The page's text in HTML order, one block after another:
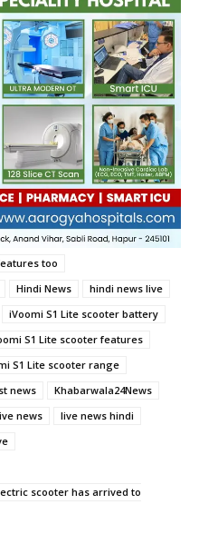
too
Hindi News
hindi news live
iVoomi S1 Lite scooter battery
S1 Lite scooter features
S1 Lite scooter range
news
Khabarwala24News
news
live news hindi
scooter has arrived to